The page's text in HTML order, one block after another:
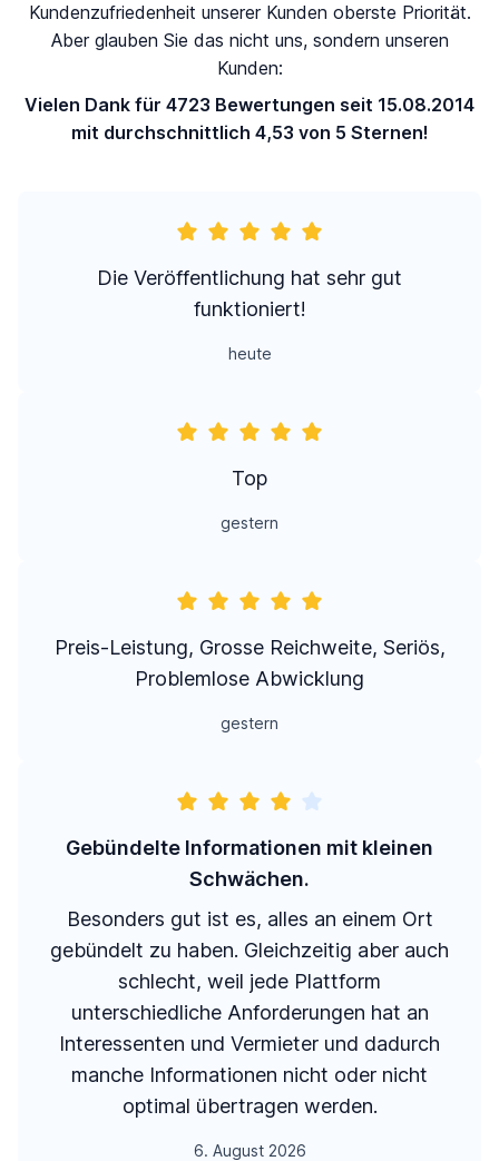
Kundenzufriedenheit unserer Kunden oberste Priorität.
Aber glauben Sie das nicht uns, sondern unseren
Kunden:
Vielen Dank für 4723 Bewertungen seit 15.08.2014
mit durchschnittlich 4,53 von 5 Sternen!
Die Veröffentlichung hat sehr gut
funktioniert!
heute
Top
gestern
Preis-Leistung, Grosse Reichweite, Seriös,
Problemlose Abwicklung
gestern
Gebündelte Informationen mit kleinen
Schwächen.
Besonders gut ist es, alles an einem Ort
gebündelt zu haben. Gleichzeitig aber auch
schlecht, weil jede Plattform
unterschiedliche Anforderungen hat an
Interessenten und Vermieter und dadurch
manche Informationen nicht oder nicht
optimal übertragen werden.
6. August 2026